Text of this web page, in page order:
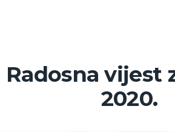
Radosna vijest
2020.